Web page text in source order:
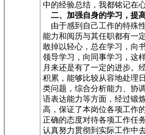
中的经验总结，我都铭记在
二、加强自身的学习，提
由于感到自己工作的特殊
能力和阅历与其任职都有一
敢掉以轻心，总在学习，向
领导学习，向同事学习，这
月来还是有了一定的进步。
积累，能够比较从容地处理
类问题，综合分析能力、协
语表达能力等方面，经过锻
高，保证了本岗位各项工作
正确的态度对待各项工作任
认真努力贯彻到实际工作中